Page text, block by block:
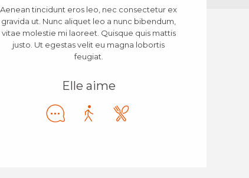
Aenean tincidunt eros leo, nec consectetur ex
gravida ut. Nunc aliquet leo a nunc bibendum,
vitae molestie mi laoreet. Quisque quis mattis
justo. Ut egestas velit eu magna lobortis
feugiat.
Elle aime